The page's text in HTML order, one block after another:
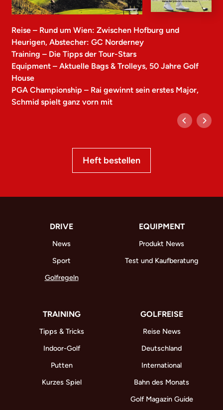
Reise – Rund um Wien: Zwischen Hofburg und
Heurigen, Abstecher: GC Norderney
Training – Die Tipps der Tour-Stars
Equipment – Aktuelle Bags & Trolleys, 50 Jahre Golf
House
PGA Championship – Rai gewinnt sein erstes Major,
Schmid spielt ganz vorn mit
Heft bestellen
DRIVE
News
Sport
Golfregeln
EQUIPMENT
Produkt News
Test und Kaufberatung
TRAINING
Tipps & Tricks
Indoor-Golf
Putten
Kurzes Spiel
GOLFREISE
Reise News
Deutschland
International
Bahn des Monats
Golf Magazin Guide